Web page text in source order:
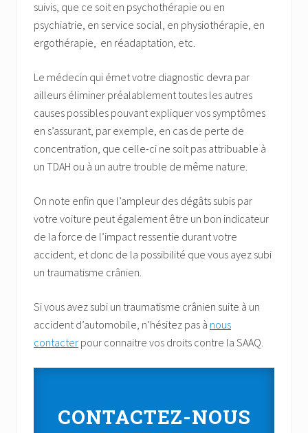
suivis, que ce soit en psychothérapie ou en
psychiatrie, en service social, en physiothérapie, en
ergothérapie, en réadaptation, etc.
Le médecin qui émet votre diagnostic devra par
ailleurs éliminer préalablement toutes les autres
causes possibles pouvant expliquer vos symptômes
en s’assurant, par exemple, en cas de perte de
concentration, que celle-ci ne soit pas attribuable à
un TDAH ou à un autre trouble de même nature.
On note enfin que l’ampleur des dégâts subis par
votre voiture peut également être un bon indicateur
de la force de l’impact ressentie durant votre
accident, et donc de la possibilité que vous ayez subi
un traumatisme crânien.
Si vous avez subi un traumatisme crânien suite à un
accident d’automobile, n’hésitez pas à nous
contacter pour connaitre vos droits contre la SAAQ.
CONTACTEZ-NOUS